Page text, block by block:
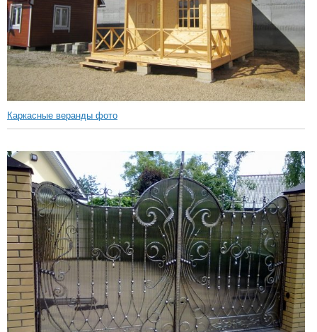
Каркасные веранды фото